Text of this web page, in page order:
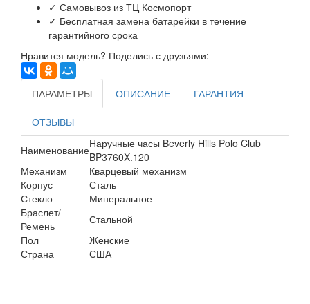
✓ Самовывоз из ТЦ Космопорт
✓ Бесплатная замена батарейки в течение
гарантийного срока
Нравится модель? Поделись с друзьями:
ПАРАМЕТРЫ ОПИСАНИЕ ГАРАНТИЯ
ОТЗЫВЫ
НаименованиеНаручные часы Beverly Hills Polo Club
BP3760X.120
Механизм
Кварцевый механизм
Корпус
Сталь
Стекло
Минеральное
Браслет/
Ремень
Стальной
Пол
Женские
Страна
США